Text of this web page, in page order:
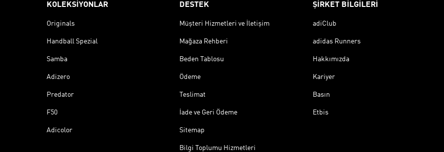
KOLEKSİYONLAR
Originals
Handball Spezial
Samba
Adizero
Predator
F50
Adicolor
DESTEK
Müşteri Hizmetleri ve İletişim
Mağaza Rehberi
Beden Tablosu
Ödeme
Teslimat
İade ve Geri Ödeme
Sitemap
Bilgi Toplumu Hizmetleri
ŞİRKET BİLGİLERİ
adiClub
adidas Runners
Hakkımızda
Kariyer
Basın
Etbis